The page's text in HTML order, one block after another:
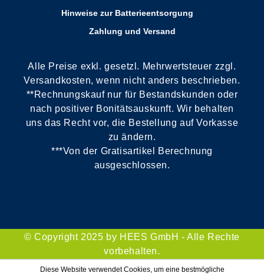
Hinweise zur Batterieentsorgung
Zahlung und Versand
Alle Preise exkl. gesetzl. Mehrwertsteuer zzgl.
Versandkosten, wenn nicht anders beschrieben.
**Rechnungskauf nur für Bestandskunden oder
nach positiver Bonitätsauskunft. Wir behalten
uns das Recht vor, die Bestellung auf Vorkasse
zu ändern.
***Von der Gratisartikel Berechnung
ausgeschlossen.
© Copyright 2025 by HEES GmbH - Alle Rechte
vorbehalten.
Diese Website verwendet Cookies, um eine bestmögliche